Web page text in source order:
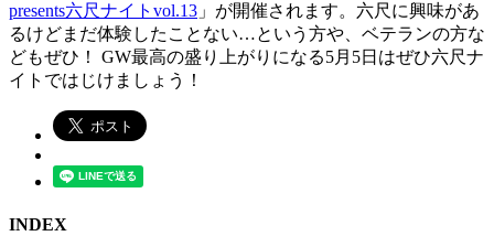
presents六尺ナイトvol.13 」が開催されます。六尺に興味があ
るけどまだ体験したことない…という方や、ベテランの方な
どもぜひ！ GW最高の盛り上がりになる5月5日はぜひ六尺ナ
イトではじけましょう！
INDEX